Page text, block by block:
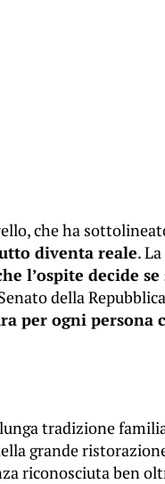
che ha
diventa reale.
l’ospite decide
della
per ogni persona
tradizione
grande
riconosciuta ben